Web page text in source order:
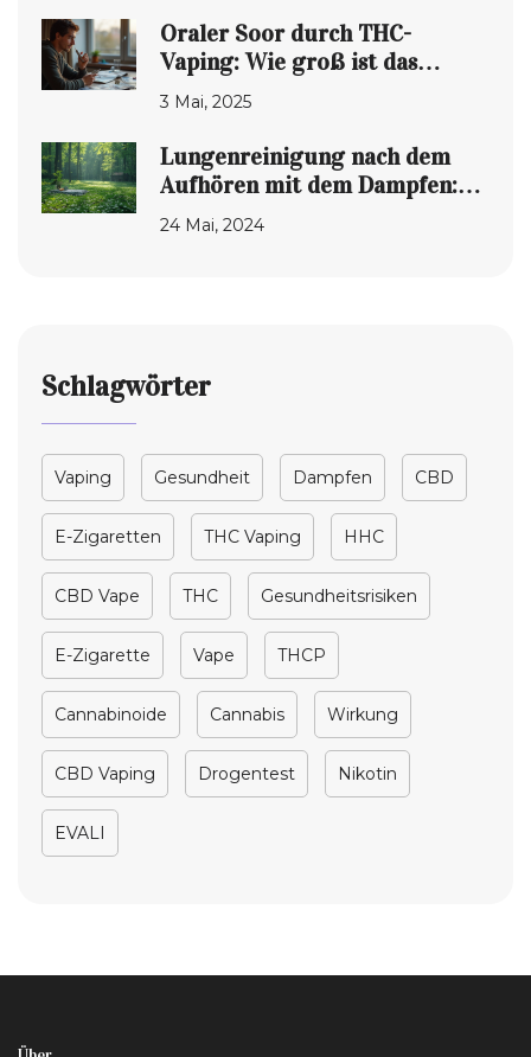
Oraler Soor durch THC-
Vaping: Wie groß ist das
Risiko?
3 Mai, 2025
Lungenreinigung nach dem
Aufhören mit dem Dampfen:
Tipps und Fakten
24 Mai, 2024
Schlagwörter
Vaping Gesundheit Dampfen CBD
E-Zigaretten THC Vaping HHC
CBD Vape THC Gesundheitsrisiken
E-Zigarette Vape THCP
Cannabinoide Cannabis Wirkung
CBD Vaping Drogentest Nikotin
EVALI